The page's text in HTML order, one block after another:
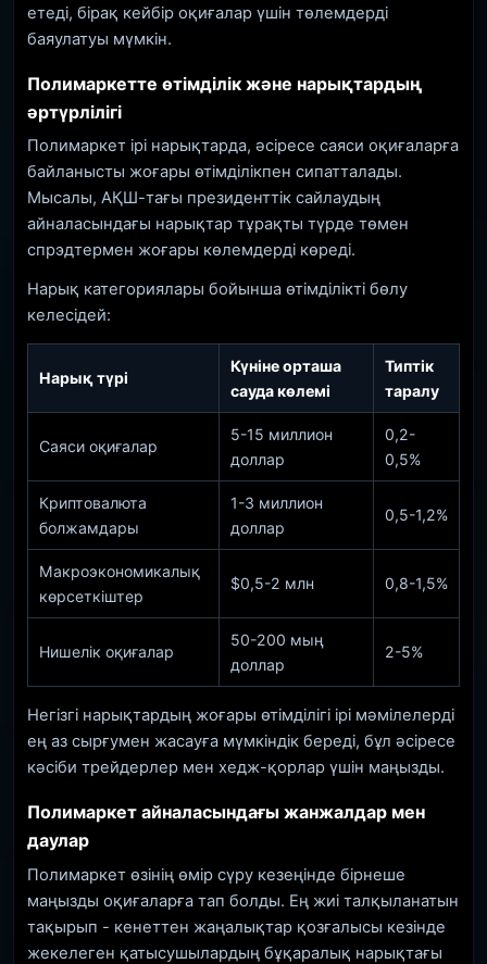
етеді, бірақ кейбір оқиғалар үшін төлемдерді
баяулатуы мүмкін.
Полимаркетте өтімділік және нарықтардың
әртүрлілігі
Полимаркет ірі нарықтарда, әсіресе саяси оқиғаларға
байланысты жоғары өтімділікпен сипатталады.
Мысалы, АҚШ-тағы президенттік сайлаудың
айналасындағы нарықтар тұрақты түрде төмен
спрэдтермен жоғары көлемдерді көреді.
Нарық категориялары бойынша өтімділікті бөлу
келесідей:
Нарық түрі
Күніне орташа
сауда көлемі
Типтік
таралу
Саяси оқиғалар
5-15 миллион
доллар
0,2-
0,5%
Криптовалюта
болжамдары
1-3 миллион
доллар
0,5-1,2%
Макроэкономикалық
көрсеткіштер
$0,5-2 млн 0,8-1,5%
Нишелік оқиғалар
50-200 мың
доллар
2-5%
Негізгі нарықтардың жоғары өтімділігі ірі мәмілелерді
ең аз сырғумен жасауға мүмкіндік береді, бұл әсіресе
кәсіби трейдерлер мен хедж-қорлар үшін маңызды.
Полимаркет айналасындағы жанжалдар мен
даулар
Полимаркет өзінің өмір сүру кезеңінде бірнеше
маңызды оқиғаларға тап болды. Ең жиі талқыланатын
тақырып - кенеттен жаңалықтар қозғалысы кезінде
жекелеген қатысушылардың бұқаралық нарықтағы